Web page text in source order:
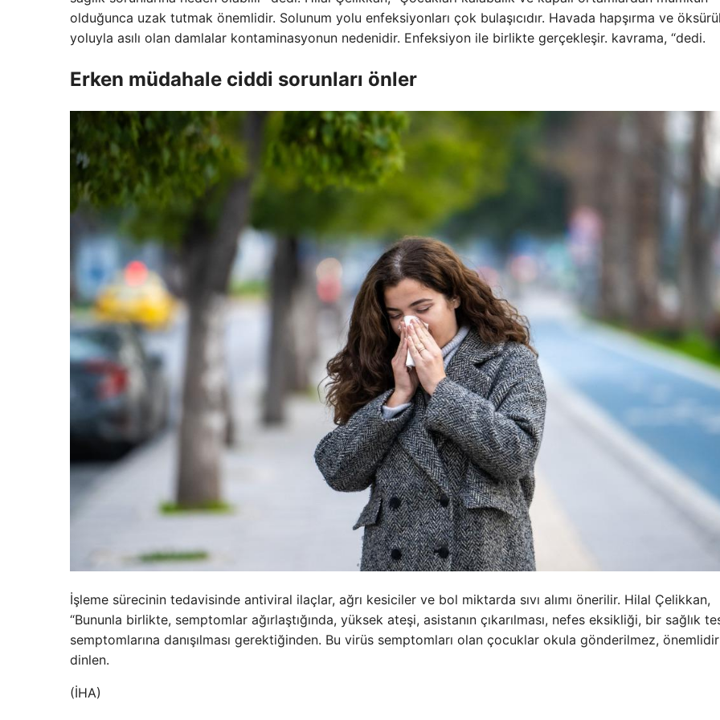
olduğunca uzak tutmak önemlidir. Solunum yolu enfeksiyonları çok bulaşıcıdır. Havada hapşırma ve
yoluyla asılı olan damlalar kontaminasyonun nedenidir. Enfeksiyon ile birlikte gerçekleşir. kavrama, “dedi.
Erken müdahale ciddi sorunları önler
İşleme sürecinin tedavisinde antiviral ilaçlar, ağrı kesiciler ve bol miktarda sıvı alımı önerilir. Hilal Çelikkan,
“Bununla birlikte, semptomlar ağırlaştığında, yüksek ateşi, asistanın çıkarılması, nefes eksikliği, bir sağlık
semptomlarına danışılması gerektiğinden. Bu virüs semptomları olan çocuklar okula gönderilmez,
dinlen.
(İHA)